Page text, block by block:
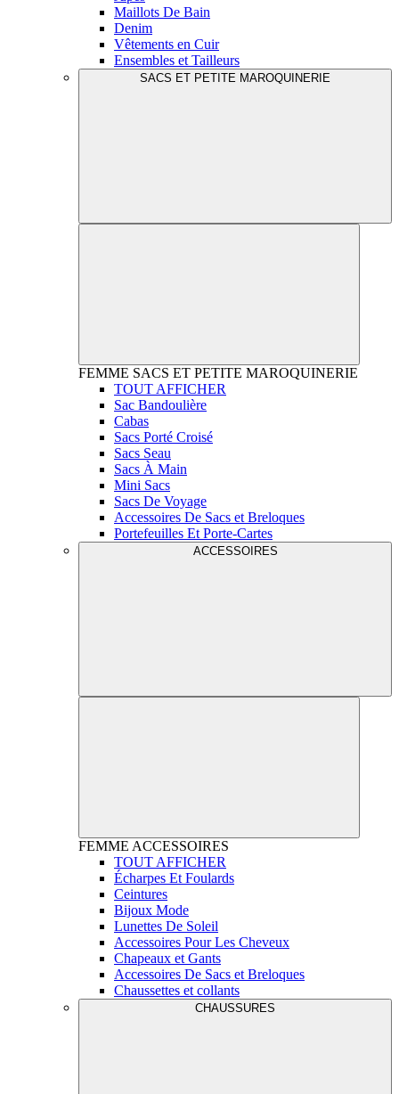
Maillots De Bain
Denim
Vêtements en Cuir
Ensembles et Tailleurs
SACS ET PETITE MAROQUINERIE
FEMME SACS ET PETITE MAROQUINERIE
TOUT AFFICHER
Sac Bandoulière
Cabas
Sacs Porté Croisé
Sacs Seau
Sacs À Main
Mini Sacs
Sacs De Voyage
Accessoires De Sacs et Breloques
Portefeuilles Et Porte-Cartes
ACCESSOIRES
FEMME ACCESSOIRES
TOUT AFFICHER
Écharpes Et Foulards
Ceintures
Bijoux Mode
Lunettes De Soleil
Accessoires Pour Les Cheveux
Chapeaux et Gants
Accessoires De Sacs et Breloques
Chaussettes et collants
CHAUSSURES